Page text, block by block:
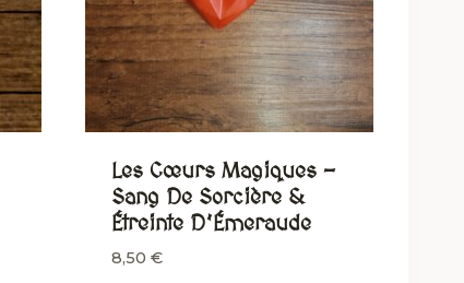
Les Cœurs Magiques –
Sang De Sorcière &
Étreinte D’Émeraude
8,50 €